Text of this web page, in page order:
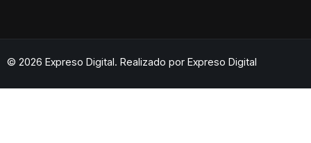
© 2026 Expreso Digital. Realizado por Expreso Digital